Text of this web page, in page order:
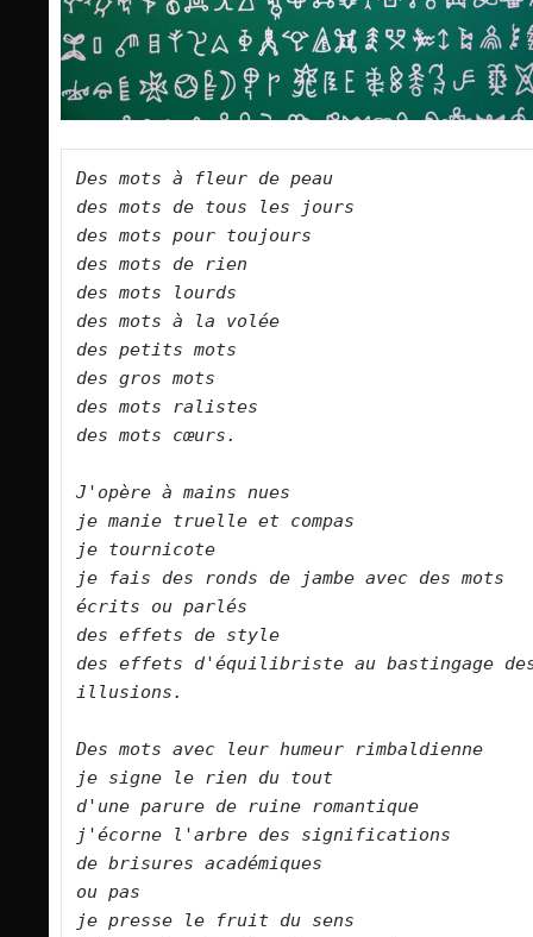
Des mots à fleur de peau
des mots de tous les jours
des mots pour toujours
des mots de rien
des mots lourds
des mots à la volée
des petits mots
des gros mots
des mots ralistes
des mots cœurs.
J'opère à mains nues
je manie truelle et compas
je tournicote
je fais des ronds de jambe avec des mots
écrits ou parlés
des effets de style
des effets d'équilibriste au bastingage
illusions.
Des mots avec leur humeur rimbaldienne
je signe le rien du tout
d'une parure de ruine romantique
j'écorne l'arbre des significations
de brisures académiques
ou pas
je presse le fruit du sens